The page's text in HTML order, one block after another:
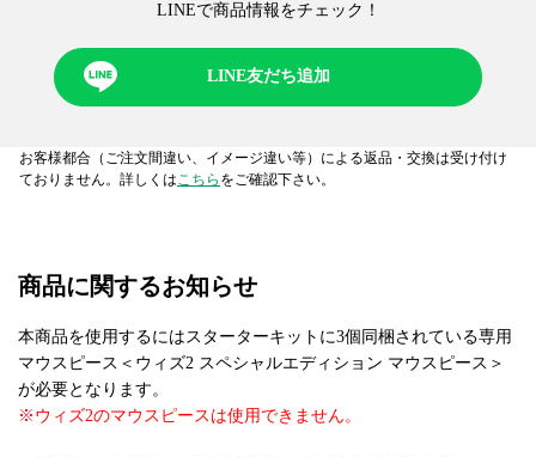
LINEで商品情報をチェック！​
LINE友だち追加
お客様都合（ご注文間違い、イメージ違い等）による返品・交換は受け付け
ておりません。詳しくは こちら をご確認下さい。
商品に関するお知らせ
本商品を使用するにはスターターキットに3個同梱されている専用
マウスピース＜ウィズ2 スペシャルエディション マウスピース＞
が必要となります。
※ウィズ2のマウスピースは使用できません。